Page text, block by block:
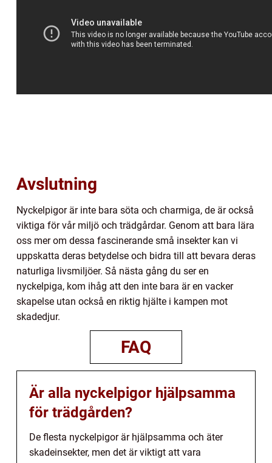
Avslutning
Nyckelpigor är inte bara söta och charmiga, de är också
viktiga för vår miljö och trädgårdar. Genom att bara lära
oss mer om dessa fascinerande små insekter kan vi
uppskatta deras betydelse och bidra till att bevara deras
naturliga livsmiljöer. Så nästa gång du ser en
nyckelpiga, kom ihåg att den inte bara är en vacker
skapelse utan också en riktig hjälte i kampen mot
skadedjur.
FAQ
Är alla nyckelpigor hjälpsamma
för trädgården?
De flesta nyckelpigor är hjälpsamma och äter
skadeinsekter, men det är viktigt att vara